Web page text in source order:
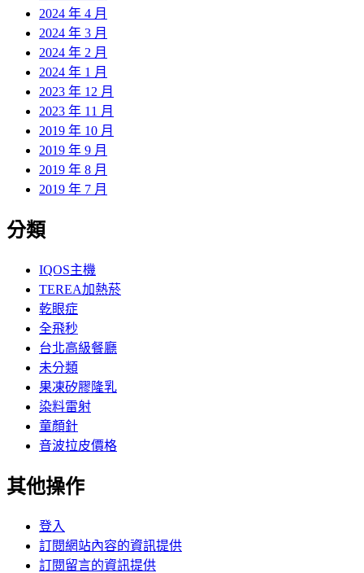
2024 年 4 月
2024 年 3 月
2024 年 2 月
2024 年 1 月
2023 年 12 月
2023 年 11 月
2019 年 10 月
2019 年 9 月
2019 年 8 月
2019 年 7 月
分類
IQOS主機
TEREA加熱菸
乾眼症
全飛秒
台北高級餐廳
未分類
果凍矽膠隆乳
染料雷射
童顏針
音波拉皮價格
其他操作
登入
訂閱網站內容的資訊提供
訂閱留言的資訊提供